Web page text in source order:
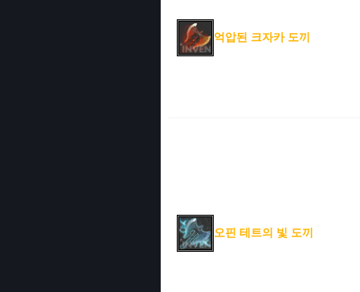
억압된 크자카 도끼
오핀 테트의 빛 도끼